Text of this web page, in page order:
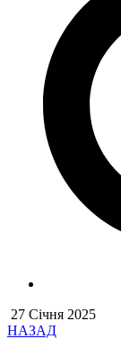
27 Січня 2025
НАЗАД